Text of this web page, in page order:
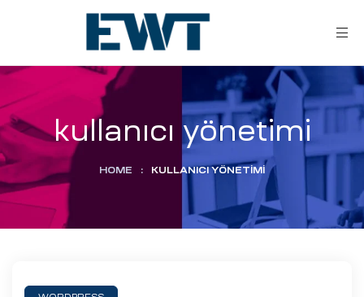
kullanıcı yönetimi
HOME : KULLANICI YÖNETIMI